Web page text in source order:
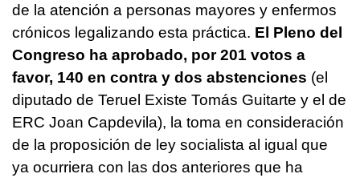
de la atención a personas mayores y enfermos
crónicos legalizando esta práctica. El Pleno del
Congreso ha aprobado, por 201 votos a
favor, 140 en contra y dos abstenciones (el
diputado de Teruel Existe Tomás Guitarte y el de
ERC Joan Capdevila), la toma en consideración
de la proposición de ley socialista al igual que
ya ocurriera con las dos anteriores que ha